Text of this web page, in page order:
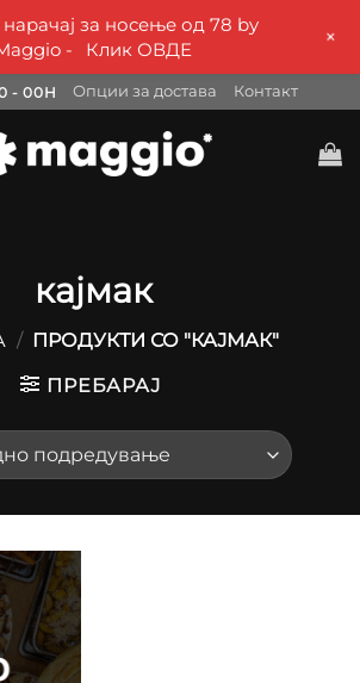
- 00H Опции за достава Контакт
кајмак
/ ПРОДУКТИ СО "КАЈМАК"
ПРЕБАРАЈ
за носење од 78 by
-
Клик ОВДЕ +